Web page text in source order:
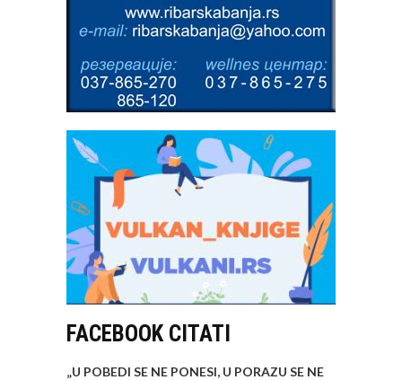
FACEBOOK CITATI
„U POBEDI SE NE PONESI, U PORAZU SE NE